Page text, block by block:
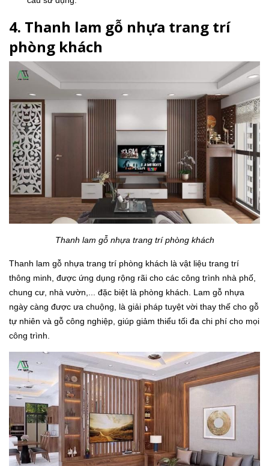
4. Thanh lam gỗ nhựa trang trí
phòng khách
Thanh lam gỗ nhựa trang trí phòng khách
Thanh lam gỗ nhựa trang trí phòng khách là vật liệu trang trí
thông minh, được ứng dụng rộng rãi cho các công trình nhà phố,
chung cư, nhà vườn,... đặc biệt là phòng khách. Lam gỗ nhựa
ngày càng được ưa chuộng, là giải pháp tuyệt vời thay thế cho gỗ
tự nhiên và gỗ công nghiệp, giúp giảm thiểu tối đa chi phí cho mọi
công trình.